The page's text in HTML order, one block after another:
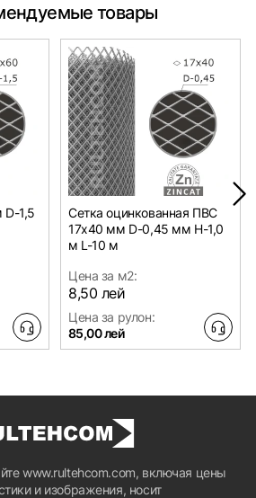
товары
1,5
Сетка оцинкованная ПВС
17х40 мм D-0,45 мм H-1,0
м L-10 м
Цена за м2:
8,50 лей
Цена за рулон:
85,00 лей
www.rultehcom.com, включая цены
и изображения, носит